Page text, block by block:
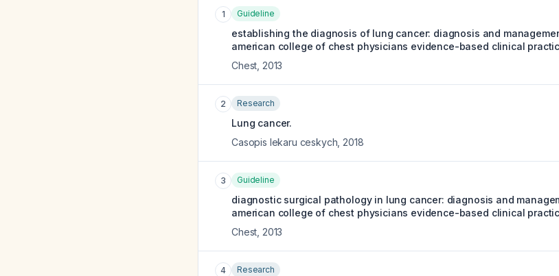
1 Guideline
establishing the diagnosis of lung cancer: diagnosis and
american college of chest physicians evidence-based clinical
Chest 2013
2 Research
Lung cancer.
Casopis lekaru ceskych 2018
3 Guideline
diagnostic surgical pathology in lung cancer: diagnosis and
american college of chest physicians evidence-based clinical
Chest 2013
4 Research